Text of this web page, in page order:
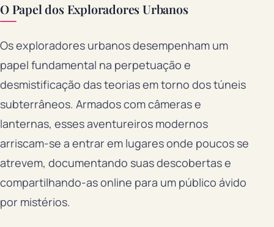
O Papel dos Exploradores Urbanos
Os exploradores urbanos desempenham um
papel fundamental na perpetuação e
desmistificação das teorias em torno dos túneis
subterrâneos. Armados com câmeras e
lanternas, esses aventureiros modernos
arriscam-se a entrar em lugares onde poucos se
atrevem, documentando suas descobertas e
compartilhando-as online para um público ávido
por mistérios.